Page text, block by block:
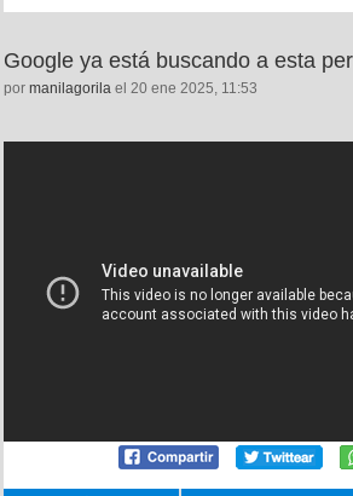
Google ya está buscando a esta
por manilagorila el 20 ene 2025, 11:53